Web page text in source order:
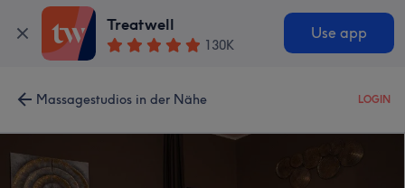
Treatwell
130K
Use app
Massagestudios in der Nähe LOGIN